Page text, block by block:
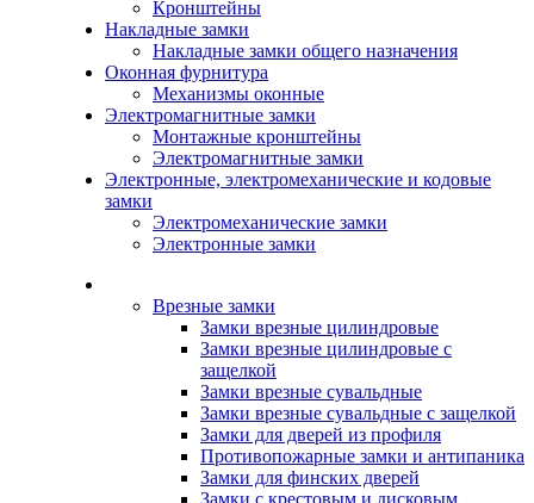
Кронштейны
Накладные замки
Накладные замки общего назначения
Оконная фурнитура
Механизмы оконные
Электромагнитные замки
Монтажные кронштейны
Электромагнитные замки
Электронные, электромеханические и кодовые
замки
Электромеханические замки
Электронные замки
Врезные замки
Замки врезные цилиндровые
Замки врезные цилиндровые с
защелкой
Замки врезные сувальдные
Замки врезные сувальдные с защелкой
Замки для дверей из профиля
Противопожарные замки и антипаника
Замки для финских дверей
Замки с крестовым и дисковым